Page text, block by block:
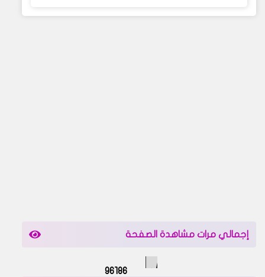
إجمالي مرات مشاهدة الصفحة
96186